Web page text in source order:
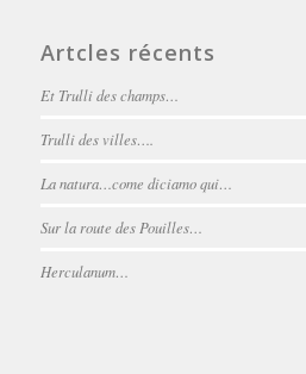
Artcles récents
Et Trulli des champs…
Trulli des villes….
La natura…come diciamo qui…
Sur la route des Pouilles…
Herculanum…